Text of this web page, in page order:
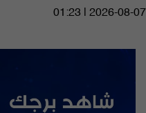
01:23 | 2026-08-07